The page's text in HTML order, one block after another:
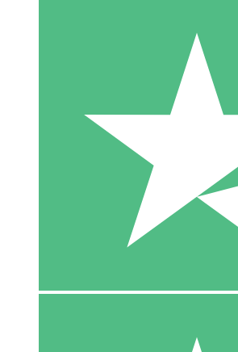
10 Nedladdningar
20 00